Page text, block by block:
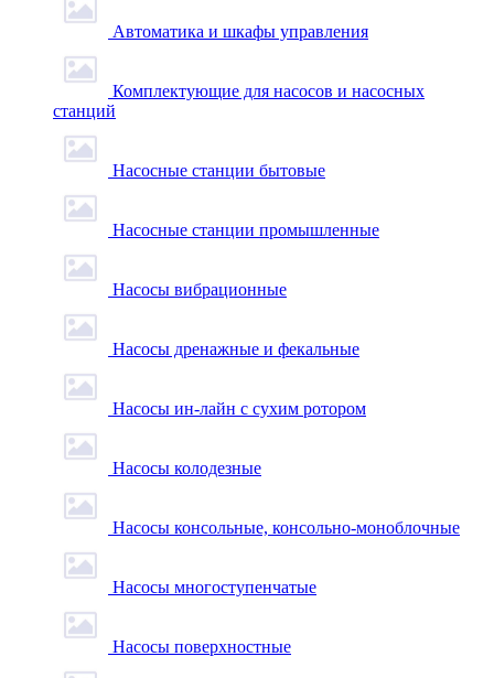
Автоматика и шкафы управления
Комплектующие для насосов и насосных
станций
Насосные станции бытовые
Насосные станции промышленные
Насосы вибрационные
Насосы дренажные и фекальные
Насосы ин-лайн с сухим ротором
Насосы колодезные
Насосы консольные, консольно-моноблочные
Насосы многоступенчатые
Насосы поверхностные